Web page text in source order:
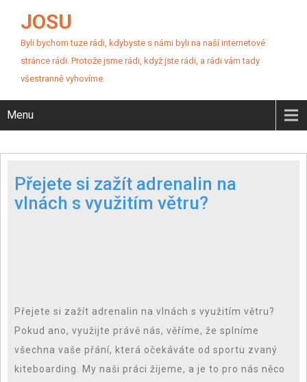
JOSU
Byli bychom tuze rádi, kdybyste s námi byli na naší internetové
stránce rádi. Protože jsme rádi, když jste rádi, a rádi vám tady
všestranně vyhovíme.
Menu
Přejete si zažít adrenalin na
vlnách s využitím větru?
Přejete si zažít adrenalin na vlnách s využitím větru?
Pokud ano, využijte právě nás, věříme, že splníme
všechna vaše přání, která očekáváte od sportu zvaný
kiteboarding. My naši práci žijeme, a je to pro nás něco